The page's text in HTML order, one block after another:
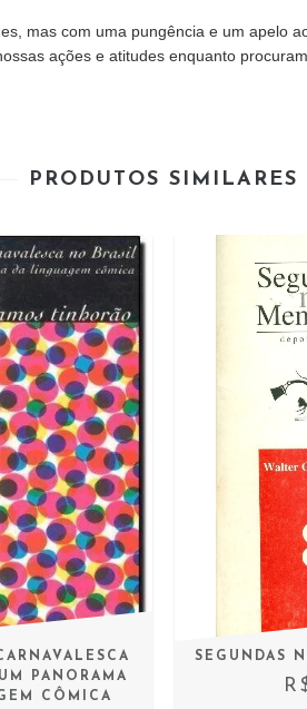
mas com uma pungência e um apelo
ações e atitudes enquanto
PRODUTOS SIMILARES
PANORAMA
CÔMICA
SEGUNDAS